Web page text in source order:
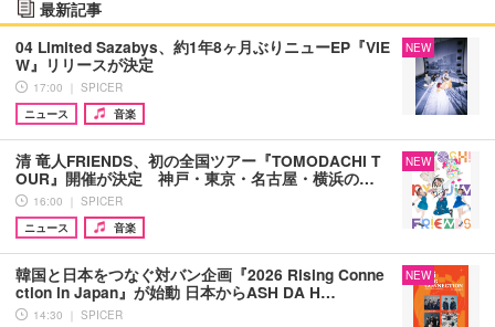
最新記事
04 Limited Sazabys、約1年8ヶ月ぶりニューEP『VIE
W』リリースが決定
17:00 ｜ SPICER
ニュース
音楽
NEW
清 竜人FRIENDS、初の全国ツアー『TOMODACHI T
OUR』開催が決定 神戸・東京・名古屋・横浜の…
16:00 ｜ SPICER
ニュース
音楽
NEW
韓国と日本をつなぐ対バン企画『2026 Rising Conne
ction in Japan』が始動 日本からASH DA H…
14:30 ｜ SPICER
NEW